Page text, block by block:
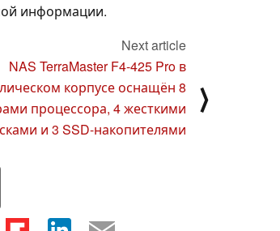
информации.
Next article
NAS TerraMaster F4-425 Pro в
корпусе оснащён 8
процессора, 4 жесткими
и 3 SSD-накопителями
⟩